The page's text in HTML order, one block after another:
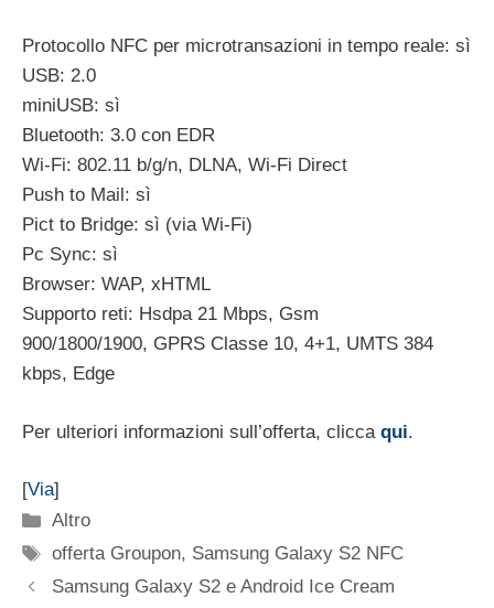
Protocollo NFC per microtransazioni in tempo reale: sì
USB: 2.0
miniUSB: sì
Bluetooth: 3.0 con EDR
Wi-Fi: 802.11 b/g/n, DLNA, Wi-Fi Direct
Push to Mail: sì
Pict to Bridge: sì (via Wi-Fi)
Pc Sync: sì
Browser: WAP, xHTML
Supporto reti: Hsdpa 21 Mbps, Gsm
900/1800/1900, GPRS Classe 10, 4+1, UMTS 384
kbps, Edge
Per ulteriori informazioni sull’offerta, clicca qui.
[Via]
Categorie
Altro
Tag
offerta Groupon, Samsung Galaxy S2 NFC
Samsung Galaxy S2 e Android Ice Cream